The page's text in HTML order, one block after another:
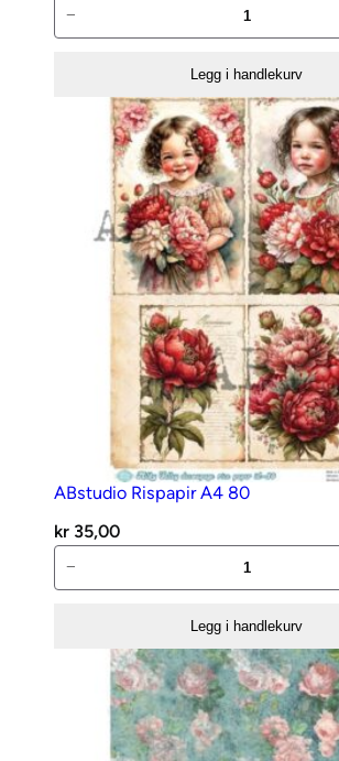
Rispapir
−
Legg i handlekurv
ABstudio Rispapir A4 80
kr 35,00
Rispapir
−
Legg i handlekurv